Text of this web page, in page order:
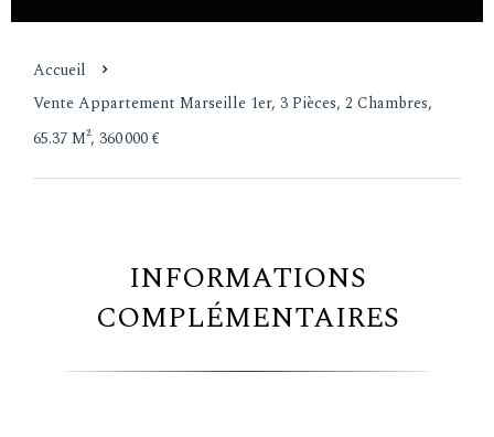
Accueil
Vente Appartement Marseille 1er, 3 Pièces, 2 Chambres,
65.37 M², 360 000 €
INFORMATIONS
COMPLÉMENTAIRES